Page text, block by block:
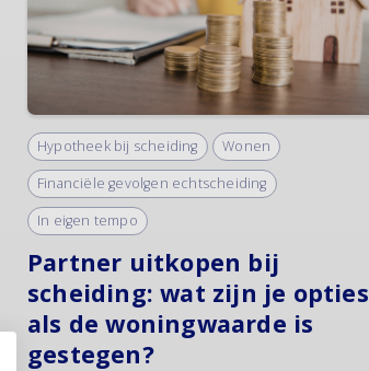
Hypotheek bij scheiding Wonen
Financiële gevolgen echtscheiding
In eigen tempo
Partner uitkopen bij
scheiding: wat zijn je opties
als de woningwaarde is
gestegen?